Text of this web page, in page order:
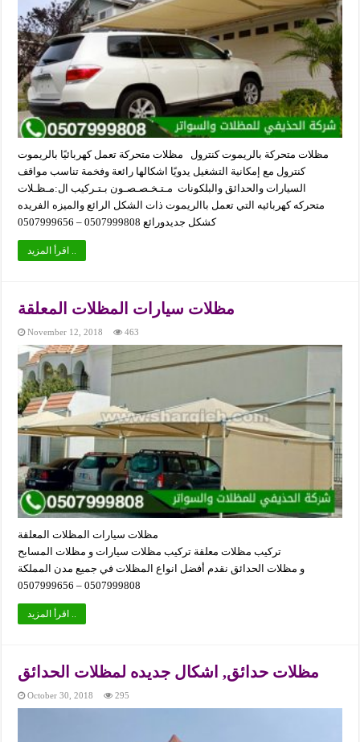
مظلات متحركة بالريموت كنترول مظلات متحركة تعمل كهربائيًا بالريموت
كنترول مع إمكانية التشغيل يدويًا اشكالها رائعة وفخمة تناسب مواقف
السيارات والحدائق والبلكونات مـتـخـصـصـون بـتـركيب ال:مـظـلات
متحركه كهربائيه التي تعمل باالريموت ذات الشكل الرائع والميزه الفريده
كشكل جديدورائع 0507999808 – 0507999656
اقرأ المزيد ..
مظلات سيارات المظلات المعلقة
November 12, 2018 463
مظلات سيارات المظلات المعلقة
تركيب مظلات معلقة تركيب مظلات سيارات و مظلات المسابح
و مظلات الحدائق نقدم أفضل انواع المظلات في جميع مدن المملكة
اقرأ المزيد ..
مظلات حدائق, اشكال جديده لمظلات الحدائق
October 30, 2018 295